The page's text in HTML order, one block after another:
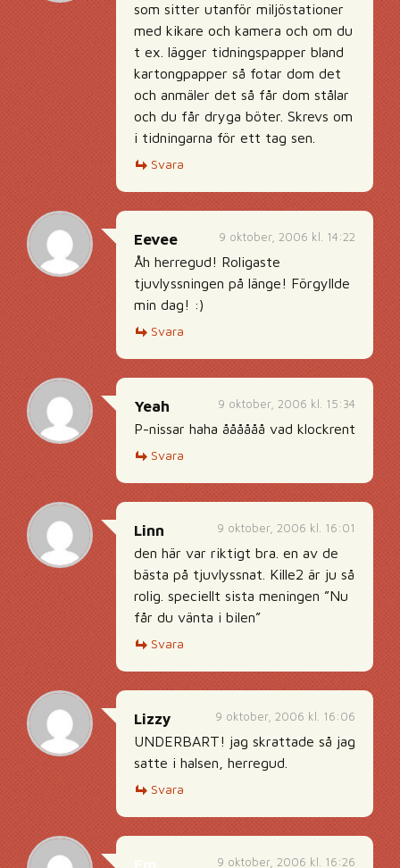
som sitter utanför miljöstationer
med kikare och kamera och om du
t ex. lägger tidningspapper bland
kartongpapper så fotar dom det
och anmäler det så får dom stålar
och du får dryga böter. Skrevs om
i tidningarna för ett tag sen.
Svara
9 oktober, 2006 kl. 14:22
Eevee
Åh herregud! Roligaste
tjuvlyssningen på länge! Förgyllde
min dag! :)
Svara
9 oktober, 2006 kl. 15:34
Yeah
P-nissar haha åååååå vad klockrent
Svara
9 oktober, 2006 kl. 16:01
Linn
den här var riktigt bra. en av de
bästa på tjuvlyssnat. Kille2 är ju så
rolig. speciellt sista meningen ”Nu
får du vänta i bilen”
Svara
9 oktober, 2006 kl. 16:06
Lizzy
UNDERBART! jag skrattade så jag
satte i halsen, herregud.
Svara
9 oktober, 2006 kl. 16:26